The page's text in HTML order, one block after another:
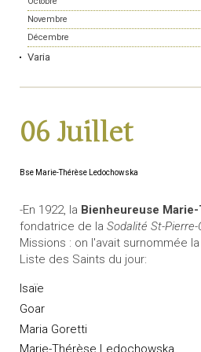
Novembre
Décembre
Varia
06 Juillet
Bse Marie-Thérèse Ledochowska
-En 1922, la Bienheureuse
fondatrice de la Sodalité St-Pierre-
Missions : on l'avait surnommée la
Liste des Saints du jour:
Isaïe
Goar
Maria Goretti
Marie-Thérèse Ledochowska